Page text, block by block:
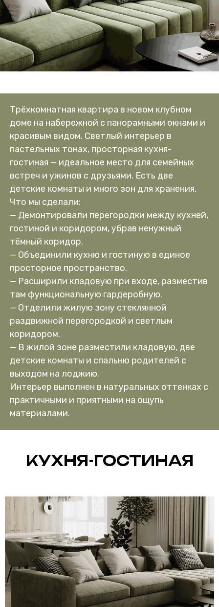
Трёхкомнатная квартира в новом клубном
доме на набережной с панорамными окнами и
красивым видом. Светлый интерьер в
пастельных тонах, просторная кухня-
гостиная — идеальное место для семейных
встреч и ужинов с друзьями. Есть две
детские комнаты и много зон для хранения.
Что мы сделали:
— Демонтировали перегородки между кухней,
гостиной и коридором, убрав ненужный
тёмный коридор.
— Объединили кухню и гостиную в единое
просторное пространство.
— Расширили кладовую при входе, разместив
там функциональную гардеробную.
— Отделили жилую зону стеклянной
раздвижной перегородкой и светлым
коридором.
— В жилой зоне разместили кладовую, две
детские комнаты и спальню родителей с
выходом на лоджию.
Интерьер выполнен в натуральных оттенках с
практичными и приятными на ощупь
материалами.
КУХНЯ-ГОСТИНАЯ